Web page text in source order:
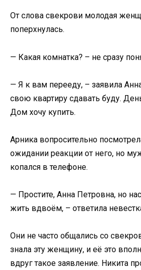
От слова свекрови молодая
поперхнулась.
— Какая комнатка? – не сразу
— Я к вам перееду, – заявила
свою квартиру сдавать буду.
Дом хочу купить.
Арника вопросительно
ожидании реакции от него, но
копался в телефоне.
— Простите, Анна Петровна, но
жить вдвоём, – ответила
Они не часто общались со
знала эту женщину, и её это
вдруг такое заявление. Никита